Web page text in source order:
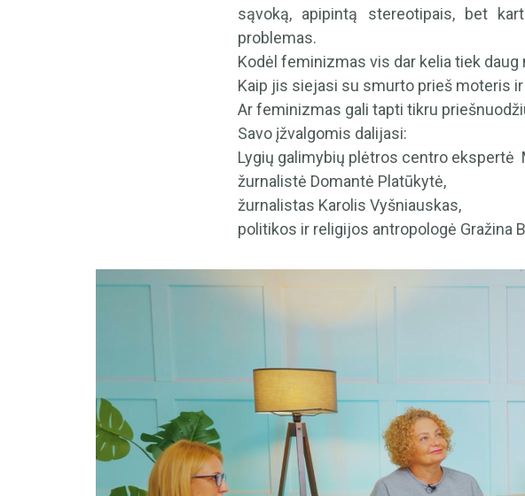
sąvoką, apipintą stereotipais, bet
problemas.
Kodėl feminizmas vis dar kelia tiek daug
Kaip jis siejasi su smurto prieš moteris
Ar feminizmas gali tapti tikru
Savo įžvalgomis dalijasi:
Lygių galimybių plėtros centro ekspertė
žurnalistė Domantė Platūkytė,
žurnalistas Karolis Vyšniauskas,
politikos ir religijos antropologė Gražina